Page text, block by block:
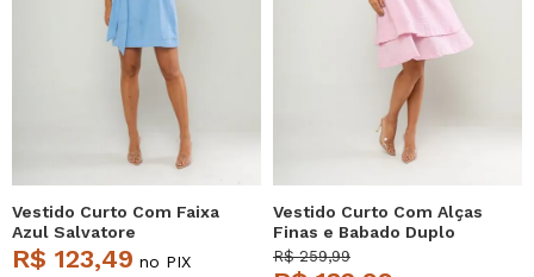
Vestido Curto Com Faixa
Azul Salvatore
R$ 123,49 no PIX
Vestido Curto Com Alças
Finas e Babado Duplo
Rosa Salvatore
R$ 259,99